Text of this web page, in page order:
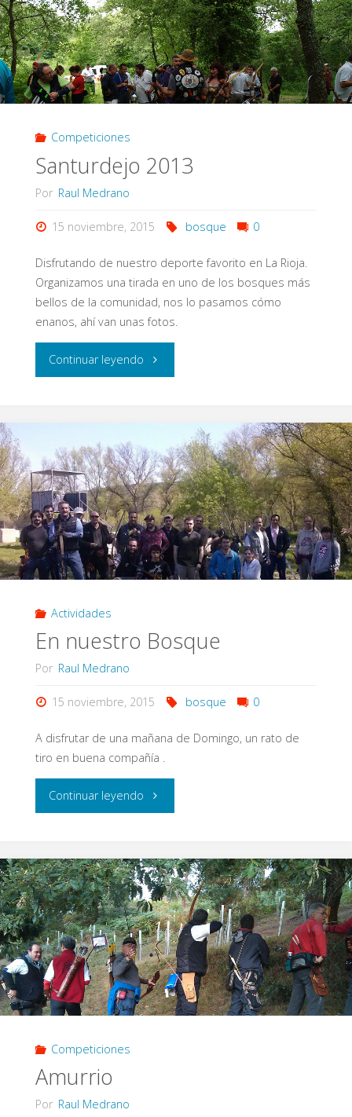
Competiciones
Santurdejo 2013
Por Raul Medrano
15 noviembre, 2015 bosque 0
Disfrutando de nuestro deporte favorito en La Rioja.
Organizamos una tirada en uno de los bosques más
bellos de la comunidad, nos lo pasamos cómo
enanos, ahí van unas fotos.
Continuar leyendo "Santurdejo
Actividades
En nuestro Bosque
Por Raul Medrano
15 noviembre, 2015 bosque 0
A disfrutar de una mañana de Domingo, un rato de
tiro en buena compañía .
Continuar leyendo "En
Bosque"
Competiciones
Amurrio
Por Raul Medrano